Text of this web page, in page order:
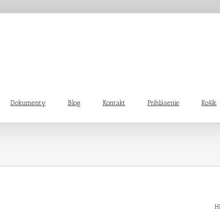
Dokumenty Blog Kontakt Prihlásenie Košík